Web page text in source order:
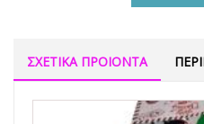
ΣΧΕΤΙΚΑ ΠΡΟΙΟΝΤΑ